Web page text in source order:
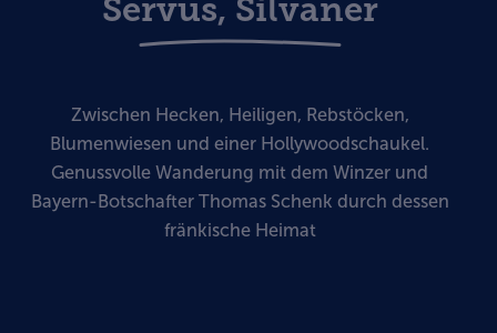
Servus, Silvaner
Zwischen Hecken, Heiligen, Rebstöcken,
Blumenwiesen und einer Hollywoodschaukel.
Genussvolle Wanderung mit dem Winzer und
Bayern-Botschafter Thomas Schenk durch dessen
fränkische Heimat